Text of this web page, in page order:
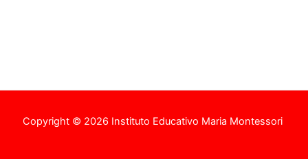
Copyright © 2026 Instituto Educativo Maria Montessori